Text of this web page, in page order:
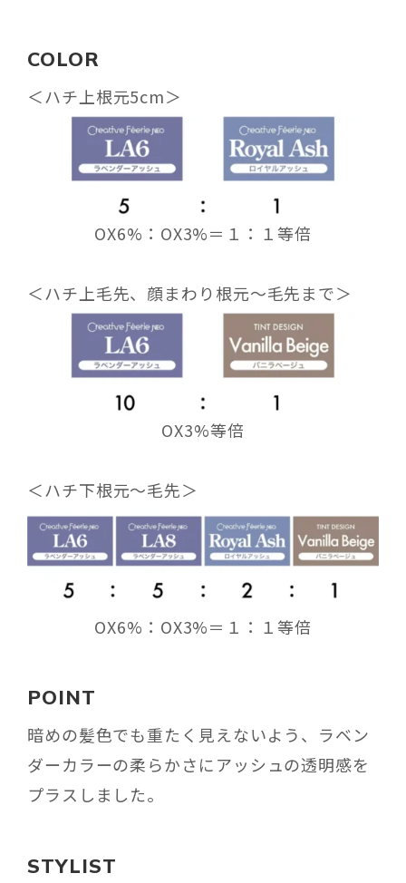
COLOR
＜ハチ上根元5cm＞
OX6%：OX3%＝１：１等倍
＜ハチ上毛先、顔まわり根元〜毛先まで＞
OX3%等倍
＜ハチ下根元〜毛先＞
OX6%：OX3%＝１：１等倍
POINT
暗めの髪色でも重たく見えないよう、ラベン
ダーカラーの柔らかさにアッシュの透明感を
プラスしました。
STYLIST